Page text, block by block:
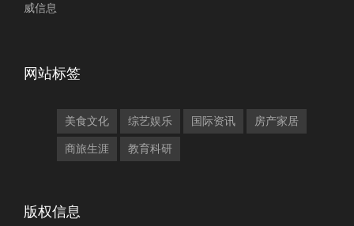
威信息
网站标签
美食文化 综艺娱乐 国际资讯 房产家居
商旅生涯 教育科研
版权信息